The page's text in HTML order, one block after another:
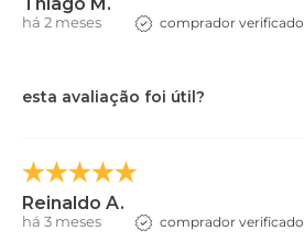
Thiago M.
há 2 meses comprador verificado
esta avaliação foi útil?
Reinaldo A.
há 3 meses comprador verificado